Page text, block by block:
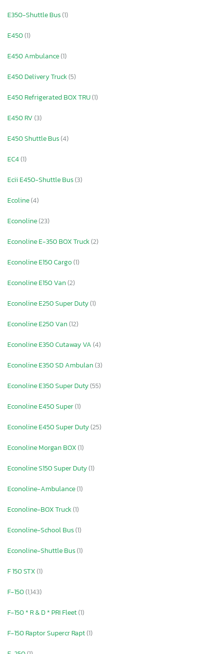
E350-Shuttle Bus(1)
E450(1)
E450 Ambulance(1)
E450 Delivery Truck(5)
E450 Refrigerated BOX TRU(1)
E450 RV(3)
E450 Shuttle Bus(4)
EC4(1)
Ecii E450-Shuttle Bus(3)
Ecoline(4)
Econoline(23)
Econoline E-350 BOX Truck(2)
Econoline E150 Cargo(1)
Econoline E150 Van(2)
Econoline E250 Super Duty(1)
Econoline E250 Van(12)
Econoline E350 Cutaway VA(4)
Econoline E350 SD Ambulan(3)
Econoline E350 Super Duty(55)
Econoline E450 Super(1)
Econoline E450 Super Duty(25)
Econoline Morgan BOX(1)
Econoline S150 Super Duty(1)
Econoline-Ambulance(1)
Econoline-BOX Truck(1)
Econoline-School Bus(1)
Econoline-Shuttle Bus(1)
F 150 STX(1)
F-150(1,143)
F-150 * R & D * PRI Fleet(1)
F-150 Raptor Supercr Rapt(1)